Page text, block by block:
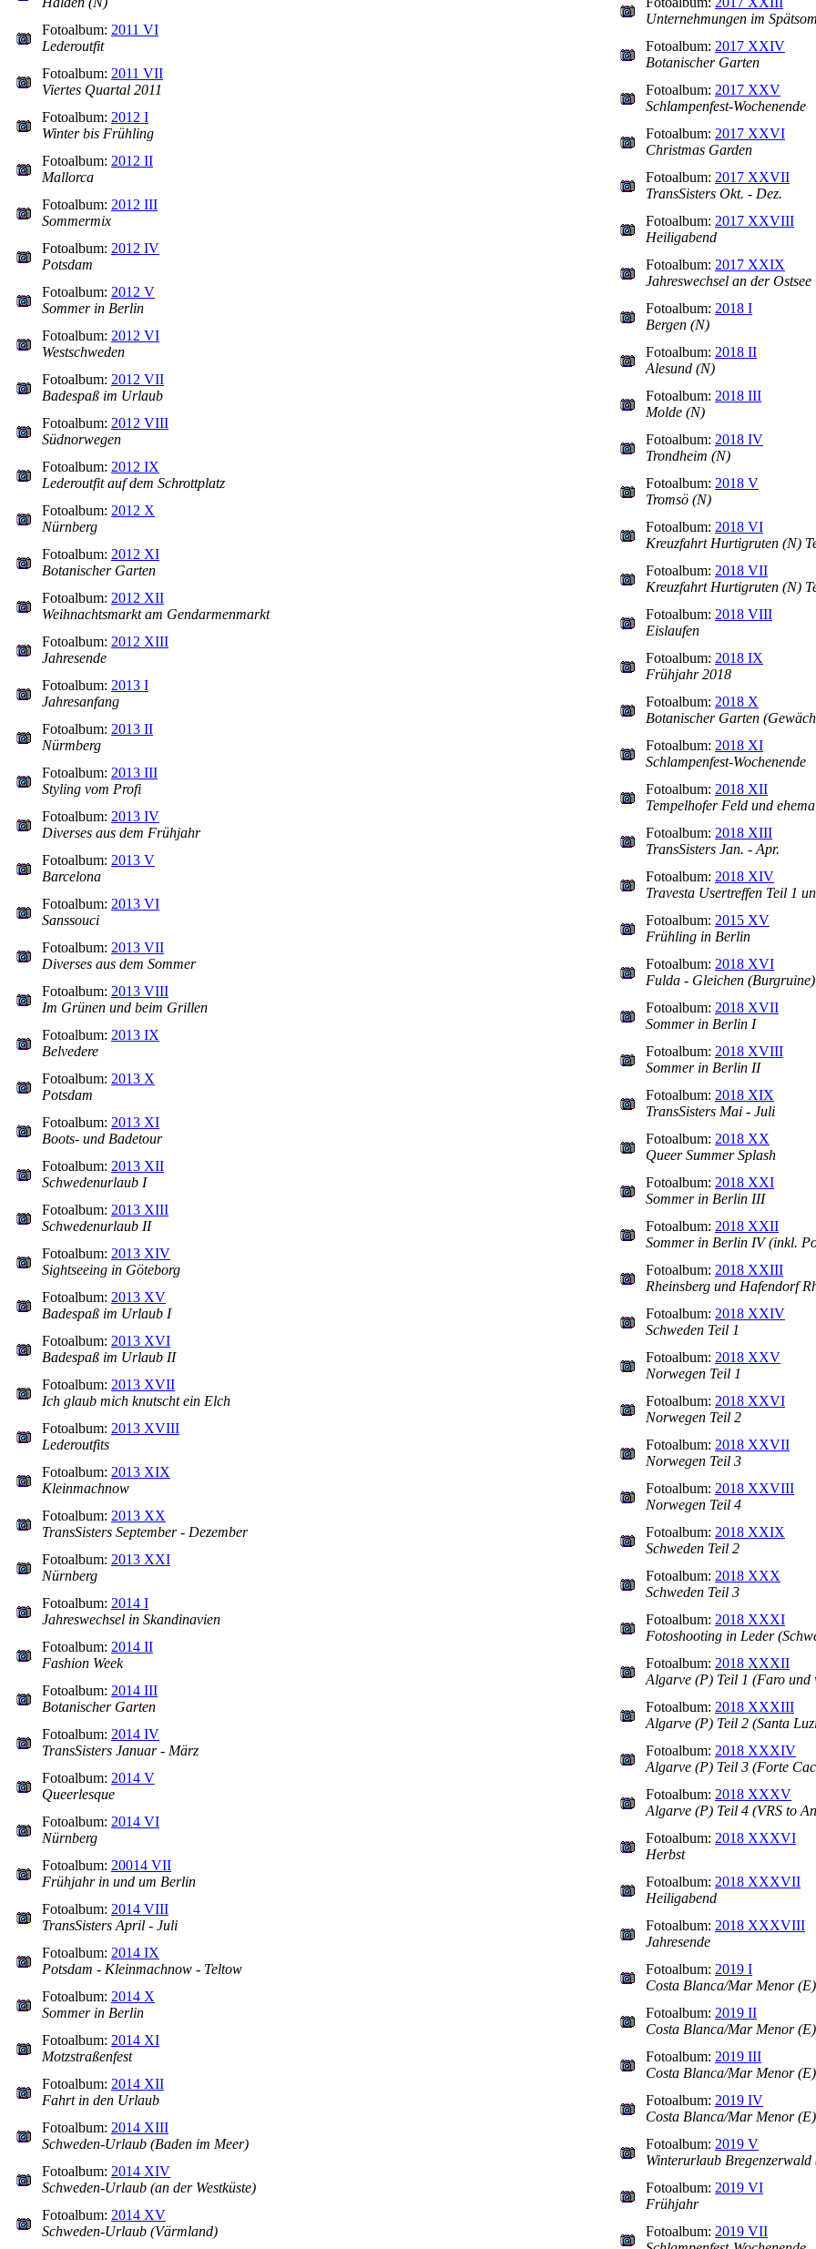
Fotoalbum: 2011 VI
Lederoutfit
Fotoalbum: 2011 VII
Viertes Quartal 2011
Fotoalbum: 2012 I
Winter bis Frühling
Fotoalbum: 2012 II
Mallorca
Fotoalbum: 2012 III
Sommermix
Fotoalbum: 2012 IV
Potsdam
Fotoalbum: 2012 V
Sommer in Berlin
Fotoalbum: 2012 VI
Westschweden
Fotoalbum: 2012 VII
Badespaß im Urlaub
Fotoalbum: 2012 VIII
Südnorwegen
Fotoalbum: 2012 IX
Lederoutfit auf dem Schrottplatz
Fotoalbum: 2012 X
Nürnberg
Fotoalbum: 2012 XI
Botanischer Garten
Fotoalbum: 2012 XII
Weihnachtsmarkt am Gendarmenmarkt
Fotoalbum: 2012 XIII
Jahresende
Fotoalbum: 2013 I
Jahresanfang
Fotoalbum: 2013 II
Nürmberg
Fotoalbum: 2013 III
Styling vom Profi
Fotoalbum: 2013 IV
Diverses aus dem Frühjahr
Fotoalbum: 2013 V
Barcelona
Fotoalbum: 2013 VI
Sanssouci
Fotoalbum: 2013 VII
Diverses aus dem Sommer
Fotoalbum: 2013 VIII
Im Grünen und beim Grillen
Fotoalbum: 2013 IX
Belvedere
Fotoalbum: 2013 X
Potsdam
Fotoalbum: 2013 XI
Boots- und Badetour
Fotoalbum: 2013 XII
Schwedenurlaub I
Fotoalbum: 2013 XIII
Schwedenurlaub II
Fotoalbum: 2013 XIV
Sightseeing in Göteborg
Fotoalbum: 2013 XV
Badespaß im Urlaub I
Fotoalbum: 2013 XVI
Badespaß im Urlaub II
Fotoalbum: 2013 XVII
Ich glaub mich knutscht ein Elch
Fotoalbum: 2013 XVIII
Lederoutfits
Fotoalbum: 2013 XIX
Kleinmachnow
Fotoalbum: 2013 XX
TransSisters September - Dezember
Fotoalbum: 2013 XXI
Nürnberg
Fotoalbum: 2014 I
Jahreswechsel in Skandinavien
Fotoalbum: 2014 II
Fashion Week
Fotoalbum: 2014 III
Botanischer Garten
Fotoalbum: 2014 IV
TransSisters Januar - März
Fotoalbum: 2014 V
Queerlesque
Fotoalbum: 2014 VI
Nürnberg
Fotoalbum: 20014 VII
Frühjahr in und um Berlin
Fotoalbum: 2014 VIII
TransSisters April - Juli
Fotoalbum: 2014 IX
Potsdam - Kleinmachnow - Teltow
Fotoalbum: 2014 X
Sommer in Berlin
Fotoalbum: 2014 XI
Motzstraßenfest
Fotoalbum: 2014 XII
Fahrt in den Urlaub
Fotoalbum: 2014 XIII
Schweden-Urlaub (Baden im Meer)
Fotoalbum: 2014 XIV
Schweden-Urlaub (an der Westküste)
Fotoalbum: 2014 XV
Schweden-Urlaub (Värmland)
Unternehmungen im
Fotoalbum: 2017 XXIV
Botanischer Garten
Fotoalbum: 2017 XXV
Schlampenfest-Wochenende
Fotoalbum: 2017 XXVI
Christmas Garden
Fotoalbum: 2017 XXVII
TransSisters Okt. - Dez.
Fotoalbum: 2017 XXVIII
Heiligabend
Fotoalbum: 2017 XXIX
Jahreswechsel an der Ostsee
Fotoalbum: 2018 I
Bergen (N)
Fotoalbum: 2018 II
Alesund (N)
Fotoalbum: 2018 III
Molde (N)
Fotoalbum: 2018 IV
Trondheim (N)
Fotoalbum: 2018 V
Tromsö (N)
Fotoalbum: 2018 VI
Kreuzfahrt Hurtigruten (N)
Fotoalbum: 2018 VII
Kreuzfahrt Hurtigruten (N)
Fotoalbum: 2018 VIII
Eislaufen
Fotoalbum: 2018 IX
Frühjahr 2018
Fotoalbum: 2018 X
Botanischer Garten
Fotoalbum: 2018 XI
Schlampenfest-Wochenende
Fotoalbum: 2018 XII
Tempelhofer Feld und
Fotoalbum: 2018 XIII
TransSisters Jan. - Apr.
Fotoalbum: 2018 XIV
Travesta Usertreffen Teil 1
Fotoalbum: 2015 XV
Frühling in Berlin
Fotoalbum: 2018 XVI
Fulda - Gleichen
Fotoalbum: 2018 XVII
Sommer in Berlin I
Fotoalbum: 2018 XVIII
Sommer in Berlin II
Fotoalbum: 2018 XIX
TransSisters Mai - Juli
Fotoalbum: 2018 XX
Queer Summer Splash
Fotoalbum: 2018 XXI
Sommer in Berlin III
Fotoalbum: 2018 XXII
Sommer in Berlin IV (inkl.
Fotoalbum: 2018 XXIII
Rheinsberg und Hafendorf
Fotoalbum: 2018 XXIV
Schweden Teil 1
Fotoalbum: 2018 XXV
Norwegen Teil 1
Fotoalbum: 2018 XXVI
Norwegen Teil 2
Fotoalbum: 2018 XXVII
Norwegen Teil 3
Fotoalbum: 2018 XXVIII
Norwegen Teil 4
Fotoalbum: 2018 XXIX
Schweden Teil 2
Fotoalbum: 2018 XXX
Schweden Teil 3
Fotoalbum: 2018 XXXI
Fotoshooting in Leder
Fotoalbum: 2018 XXXII
Algarve (P) Teil 1 (Faro und
Fotoalbum: 2018 XXXIII
Algarve (P) Teil 2 (Santa
Fotoalbum: 2018 XXXIV
Algarve (P) Teil 3 (Forte
Fotoalbum: 2018 XXXV
Algarve (P) Teil 4 (VRS to
Fotoalbum: 2018 XXXVI
Herbst
Fotoalbum: 2018 XXXVII
Heiligabend
Fotoalbum: 2018 XXXVIII
Jahresende
Fotoalbum: 2019 I
Costa Blanca/Mar Menor
Fotoalbum: 2019 II
Costa Blanca/Mar Menor
Fotoalbum: 2019 III
Costa Blanca/Mar Menor
Fotoalbum: 2019 IV
Costa Blanca/Mar Menor
Fotoalbum: 2019 V
Winterurlaub Bregenzerwald
Fotoalbum: 2019 VI
Frühjahr
Fotoalbum: 2019 VII